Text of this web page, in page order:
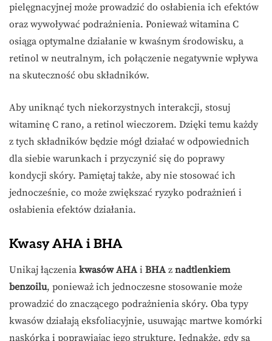
pielęgnacyjnej może prowadzić do osłabienia ich efektów
oraz wywoływać podrażnienia. Ponieważ witamina C
osiąga optymalne działanie w kwaśnym środowisku, a
retinol w neutralnym, ich połączenie negatywnie wpływa
na skuteczność obu składników.
Aby uniknąć tych niekorzystnych interakcji, stosuj
witaminę C rano, a retinol wieczorem. Dzięki temu każdy
z tych składników będzie mógł działać w odpowiednich
dla siebie warunkach i przyczynić się do poprawy
kondycji skóry. Pamiętaj także, aby nie stosować ich
jednocześnie, co może zwiększać ryzyko podrażnień i
osłabienia efektów działania.
Kwasy AHA i BHA
Unikaj łączenia kwasów AHA i BHA z nadtlenkiem
benzoilu, ponieważ ich jednoczesne stosowanie może
prowadzić do znaczącego podrażnienia skóry. Oba typy
kwasów działają eksfoliacyjnie, usuwając martwe komórki
naskórka i poprawiając jego strukturę. Jednakże, gdy są